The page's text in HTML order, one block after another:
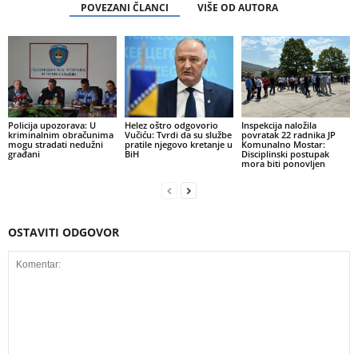
POVEZANI ČLANCI VIŠE OD AUTORA
Policija upozorava: U
kriminalnim obračunima
mogu stradati nedužni
građani
Helez oštro odgovorio
Vučiću: Tvrdi da su službe
pratile njegovo kretanje u
BiH
Inspekcija naložila
povratak 22 radnika JP
Komunalno Mostar:
Disciplinski postupak
mora biti ponovljen
OSTAVITI ODGOVOR